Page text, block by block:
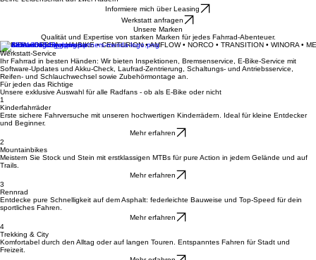
Dein Fahrradladen für Beratung, Verkauf und Werkstatt-Service in Hahnstätten.
Informiere mich über Leasing
Werkstatt anfragen
Qualität und Expertise von starken Marken für jedes Fahrrad-Abenteuer.
MERIDA • ORBEA • HAIBIKE • CENTURION • AMFLOW • NORCO • TRANSITION • WINORA •
Werkstatt-Service
Ihr Fahrrad in besten Händen: Wir bieten Inspektionen, Bremsenservice, E-Bike-Service mit
Software-Updates und Akku-Check, Laufrad-Zentrierung, Schaltungs- und Antriebsservice,
Reifen- und Schlauchwechsel sowie Zubehörmontage an.
Für jeden das Richtige
Unsere exklusive Auswahl für alle Radfans - ob als E-Bike oder nicht
1
Erste sichere Fahrversuche mit unseren hochwertigen Kinderrädern. Ideal für kleine Entdecker
und Beginner.
Mehr erfahren
2
Meistern Sie Stock und Stein mit erstklassigen MTBs für pure Action in jedem Gelände und auf
Trails.
Mehr erfahren
3
Entdecke pure Schnelligkeit auf dem Asphalt: federleichte Bauweise und Top-Speed für dein
sportliches Fahren.
Mehr erfahren
4